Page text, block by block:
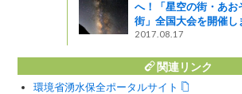
へ！「星空の街・あお
街」全国大会を開催し
2017.08.17
関連リンク
環境省湧水保全ポータルサイト